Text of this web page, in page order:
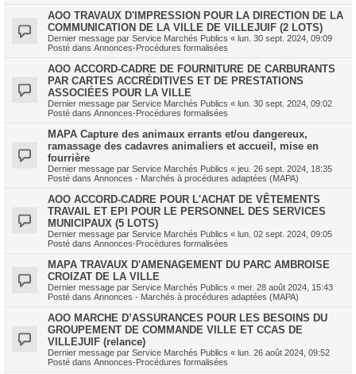
AOO TRAVAUX D'IMPRESSION POUR LA DIRECTION DE LA
COMMUNICATION DE LA VILLE DE VILLEJUIF (2 LOTS)
Dernier message par Service Marchés Publics « lun. 30 sept. 2024, 09:09
Posté dans Annonces-Procédures formalisées
AOO ACCORD-CADRE DE FOURNITURE DE CARBURANTS
PAR CARTES ACCRÉDITIVES ET DE PRESTATIONS
ASSOCIÉES POUR LA VILLE
Dernier message par Service Marchés Publics « lun. 30 sept. 2024, 09:02
Posté dans Annonces-Procédures formalisées
MAPA Capture des animaux errants et/ou dangereux,
ramassage des cadavres animaliers et accueil, mise en
fourrière
Dernier message par Service Marchés Publics « jeu. 26 sept. 2024, 18:35
Posté dans Annonces - Marchés à procédures adaptées (MAPA)
AOO ACCORD-CADRE POUR L'ACHAT DE VÊTEMENTS
TRAVAIL ET EPI POUR LE PERSONNEL DES SERVICES
MUNICIPAUX (5 LOTS)
Dernier message par Service Marchés Publics « lun. 02 sept. 2024, 09:05
Posté dans Annonces-Procédures formalisées
MAPA TRAVAUX D'AMENAGEMENT DU PARC AMBROISE
CROIZAT DE LA VILLE
Dernier message par Service Marchés Publics « mer. 28 août 2024, 15:43
Posté dans Annonces - Marchés à procédures adaptées (MAPA)
AOO MARCHE D’ASSURANCES POUR LES BESOINS DU
GROUPEMENT DE COMMANDE VILLE ET CCAS DE
VILLEJUIF (relance)
Dernier message par Service Marchés Publics « lun. 26 août 2024, 09:52
Posté dans Annonces-Procédures formalisées